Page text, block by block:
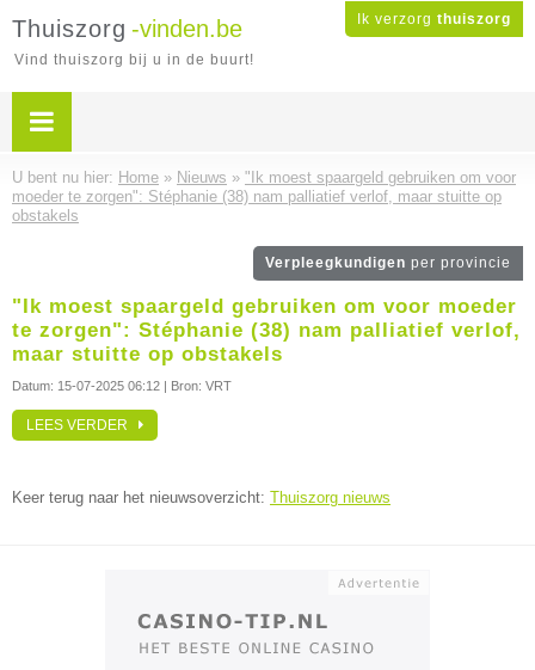
Ik verzorg thuiszorg
Thuiszorg -vinden.be
Vind thuiszorg bij u in de buurt!
U bent nu hier: Home » Nieuws » "Ik moest spaargeld gebruiken om voor
moeder te zorgen": Stéphanie (38) nam palliatief verlof, maar stuitte op
obstakels
Verpleegkundigen per provincie
"Ik moest spaargeld gebruiken om voor moeder
te zorgen": Stéphanie (38) nam palliatief verlof,
maar stuitte op obstakels
Datum: 15-07-2025 06:12 | Bron: VRT
LEES VERDER
Keer terug naar het nieuwsoverzicht: Thuiszorg nieuws